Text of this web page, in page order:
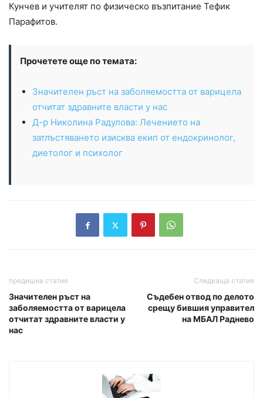
Кунчев и учителят по физическо възпитание Тефик
Парафитов.
Прочетете още по темата:
Значителен ръст на заболяемостта от варицела
отчитат здравните власти у нас
Д-р Николина Радулова: Лечението на
затлъстяването изисква екип от ендокринолог,
диетолог и психолог
предишна статия
Значителен ръст на
заболяемостта от варицела
отчитат здравните власти у
нас
Следваща статия
Съдебен отвод по делото
срещу бившия управител
на МБАЛ Раднево